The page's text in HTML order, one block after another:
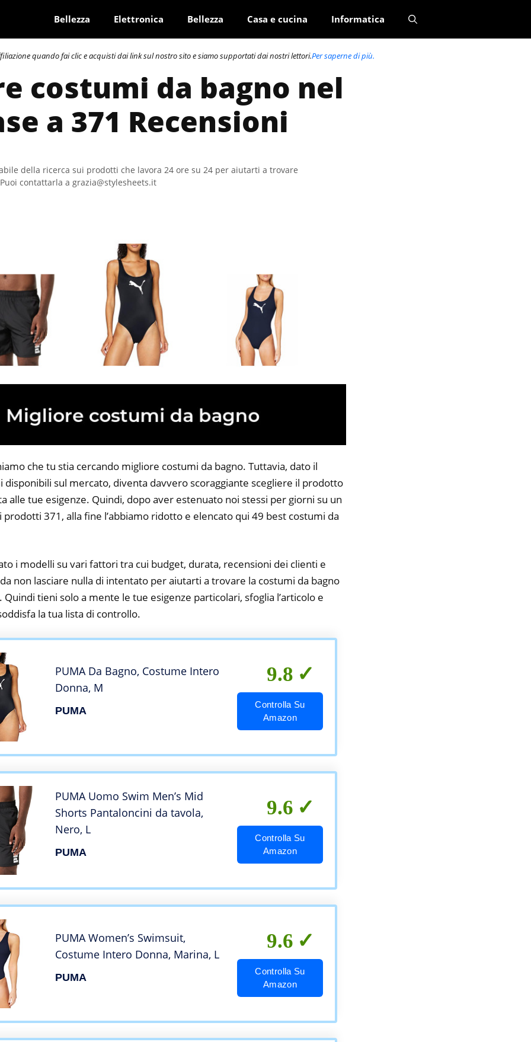
Bellezza Elettronica Bellezza Casa e cucina Informatica
quando fai clic e acquisti dai link sul nostro sito e siamo supportati dai nostri lettori.Per saperne di più.
costumi da bagno nel
a 371 Recensioni
della ricerca sui prodotti che lavora 24 ore su 24 per aiutarti a trovare
contattarla a grazia@stylesheets.it
che tu stia cercando migliore costumi da bagno. Tuttavia, dato il
disponibili sul mercato, diventa davvero scoraggiante scegliere il prodotto
alle tue esigenze. Quindi, dopo aver estenuato noi stessi per giorni su un
371, alla fine l’abbiamo ridotto e elencato qui 49 best costumi da
i modelli su vari fattori tra cui budget, durata, recensioni dei clienti e
non lasciare nulla di intentato per aiutarti a trovare la costumi da bagno
Quindi tieni solo a mente le tue esigenze particolari, sfoglia l’articolo e
la tua lista di controllo.
PUMA Da Bagno, Costume Intero
Donna, M
PUMA
9.8
Controlla Su
Amazon
PUMA Uomo Swim Men’s Mid
Shorts Pantaloncini da tavola,
Nero, L
PUMA
9.6
Controlla Su
Amazon
PUMA Women’s Swimsuit,
Costume Intero Donna, Marina, L
PUMA
9.6
Controlla Su
Amazon